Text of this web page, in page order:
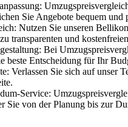
Sie Angebote bequem
Nutzen Sie unseren
transparenten und
Bei
beste Entscheidung für Ihr
Verlassen Sie sich auf unser
Service:
Sie von der Planung bis zur